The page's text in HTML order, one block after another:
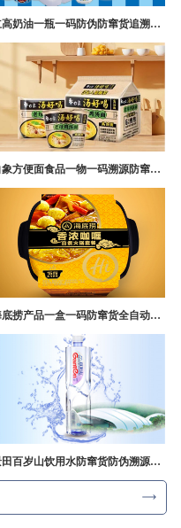
立高奶油一瓶一码防伪防窜货追溯系统解决方案
白象方便面食品一物一码溯源防窜货解决方案
海底捞产品一盒一码防窜货全自动产线追溯方案
景田百岁山饮用水防窜货防伪溯源成功案例